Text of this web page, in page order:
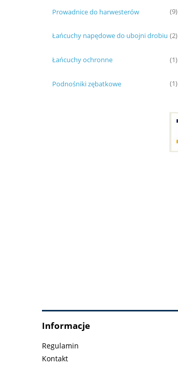
Prowadnice do harwesterów (9)
Łańcuchy napędowe do ubojni drobiu (2)
Łańcuchy ochronne (1)
Podnośniki zębatkowe (1)
Informacje
Regulamin
Kontakt